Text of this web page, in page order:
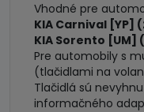
Vhodné pre
KIA Carnival [YP]
KIA Sorento [UM]
Pre automobily s
(tlačidlami na
Tlačidlá sú
informačného